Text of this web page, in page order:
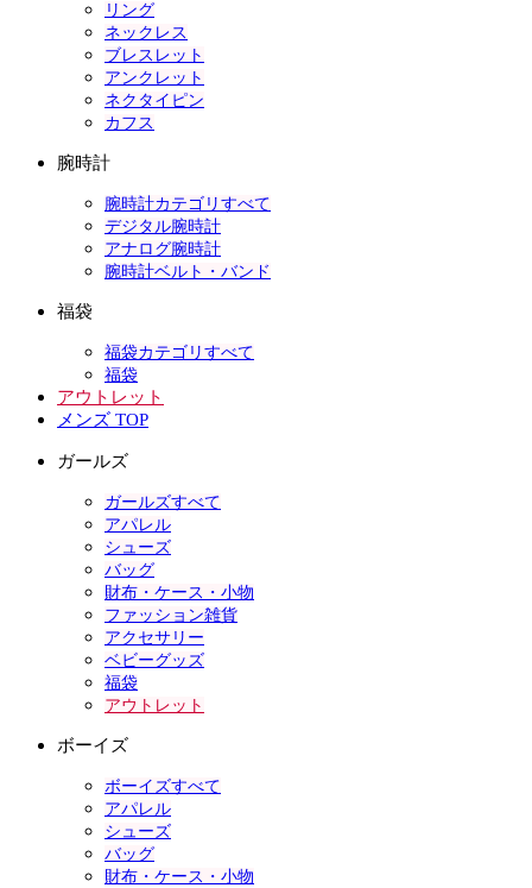
リング
ネックレス
ブレスレット
アンクレット
ネクタイピン
カフス
腕時計
腕時計カテゴリすべて
デジタル腕時計
アナログ腕時計
腕時計ベルト・バンド
福袋
福袋カテゴリすべて
福袋
アウトレット
メンズ TOP
ガールズ
ガールズすべて
アパレル
シューズ
バッグ
財布・ケース・小物
ファッション雑貨
アクセサリー
ベビーグッズ
福袋
アウトレット
ボーイズ
ボーイズすべて
アパレル
シューズ
バッグ
財布・ケース・小物